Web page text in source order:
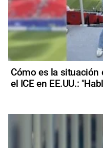
Cómo es la situación
el ICE en EE.UU.: